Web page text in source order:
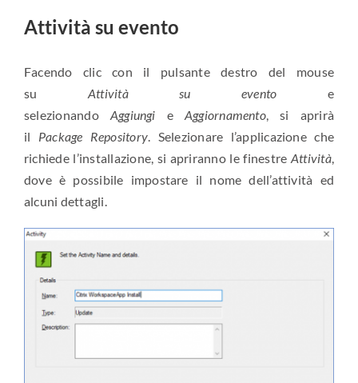
Attività su evento
Facendo clic con il pulsante destro del mouse
su Attività su evento e
selezionando Aggiungi e Aggiornamento, si aprirà
il Package Repository . Selezionare l’applicazione che
richiede l’installazione, si apriranno le finestre Attività,
dove è possibile impostare il nome dell’attività ed
alcuni dettagli.